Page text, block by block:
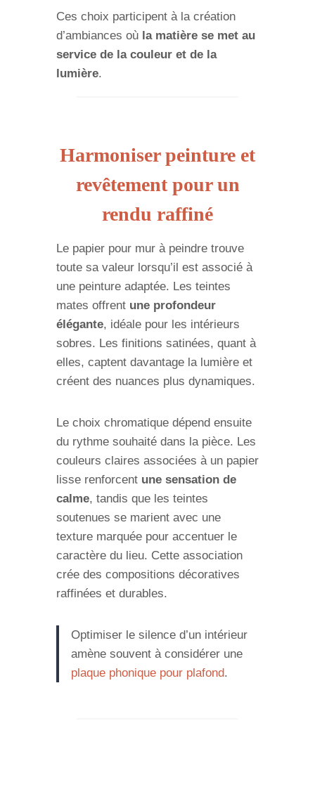
Ces choix participent à la création
d’ambiances où la matière se met au
service de la couleur et de la
lumière.
Harmoniser peinture et
revêtement pour un
rendu raffiné
Le papier pour mur à peindre trouve
toute sa valeur lorsqu’il est associé à
une peinture adaptée. Les teintes
mates offrent une profondeur
élégante, idéale pour les intérieurs
sobres. Les finitions satinées, quant à
elles, captent davantage la lumière et
créent des nuances plus dynamiques.
Le choix chromatique dépend ensuite
du rythme souhaité dans la pièce. Les
couleurs claires associées à un papier
lisse renforcent une sensation de
calme, tandis que les teintes
soutenues se marient avec une
texture marquée pour accentuer le
caractère du lieu. Cette association
crée des compositions décoratives
raffinées et durables.
Optimiser le silence d’un intérieur
amène souvent à considérer une
plaque phonique pour plafond.